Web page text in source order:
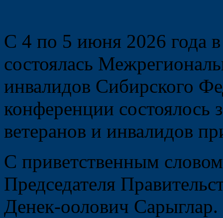
С 4 по 5 июня 2026 года
состоялась
инвалидов Сибирского
конференции состоялось
ветеранов и инвалидов
С приветственным
Председателя
Денек-оолович Сарыглар.